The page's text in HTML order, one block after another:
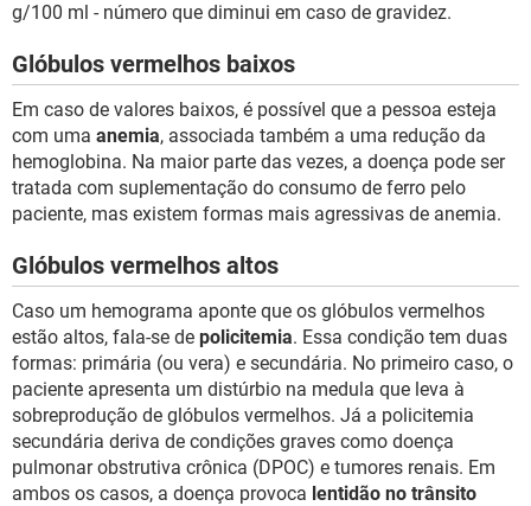
g/100 ml - número que diminui em caso de gravidez.
Glóbulos vermelhos baixos
Em caso de valores baixos, é possível que a pessoa esteja
com uma anemia, associada também a uma redução da
hemoglobina. Na maior parte das vezes, a doença pode ser
tratada com suplementação do consumo de ferro pelo
paciente, mas existem formas mais agressivas de anemia.
Glóbulos vermelhos altos
Caso um hemograma aponte que os glóbulos vermelhos
estão altos, fala-se de policitemia. Essa condição tem duas
formas: primária (ou vera) e secundária. No primeiro caso, o
paciente apresenta um distúrbio na medula que leva à
sobreprodução de glóbulos vermelhos. Já a policitemia
secundária deriva de condições graves como doença
pulmonar obstrutiva crônica (DPOC) e tumores renais. Em
ambos os casos, a doença provoca lentidão no trânsito